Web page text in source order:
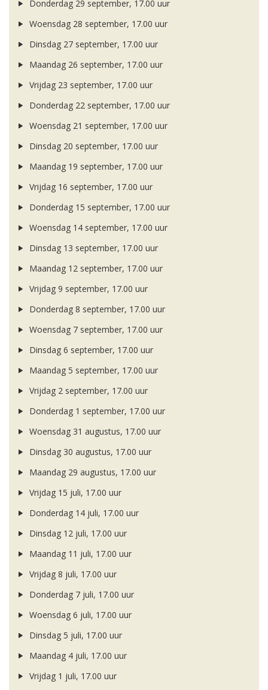
Donderdag 29 september, 17.00 uur
Woensdag 28 september, 17.00 uur
Dinsdag 27 september, 17.00 uur
Maandag 26 september, 17.00 uur
Vrijdag 23 september, 17.00 uur
Donderdag 22 september, 17.00 uur
Woensdag 21 september, 17.00 uur
Dinsdag 20 september, 17.00 uur
Maandag 19 september, 17.00 uur
Vrijdag 16 september, 17.00 uur
Donderdag 15 september, 17.00 uur
Woensdag 14 september, 17.00 uur
Dinsdag 13 september, 17.00 uur
Maandag 12 september, 17.00 uur
Vrijdag 9 september, 17.00 uur
Donderdag 8 september, 17.00 uur
Woensdag 7 september, 17.00 uur
Dinsdag 6 september, 17.00 uur
Maandag 5 september, 17.00 uur
Vrijdag 2 september, 17.00 uur
Donderdag 1 september, 17.00 uur
Woensdag 31 augustus, 17.00 uur
Dinsdag 30 augustus, 17.00 uur
Maandag 29 augustus, 17.00 uur
Vrijdag 15 juli, 17.00 uur
Donderdag 14 juli, 17.00 uur
Dinsdag 12 juli, 17.00 uur
Maandag 11 juli, 17.00 uur
Vrijdag 8 juli, 17.00 uur
Donderdag 7 juli, 17.00 uur
Woensdag 6 juli, 17.00 uur
Dinsdag 5 juli, 17.00 uur
Maandag 4 juli, 17.00 uur
Vrijdag 1 juli, 17.00 uur